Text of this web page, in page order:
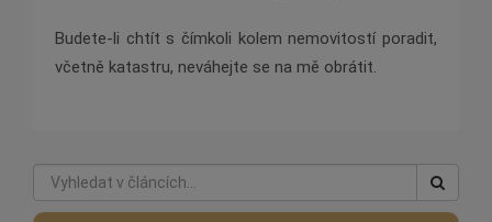
Budete-li chtít s čímkoli kolem nemovitostí poradit,
včetně katastru, neváhejte se na mě obrátit.